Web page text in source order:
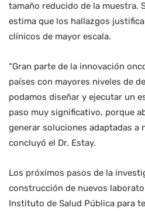
tamaño reducido de la muestra.
estima que los hallazgos
clínicos de mayor escala.
“Gran parte de la innovación
países con mayores niveles de
podamos diseñar y ejecutar un
paso muy significativo, porque
generar soluciones adaptadas a
concluyó el Dr. Estay.
Los próximos pasos de la
construcción de nuevos
Instituto de Salud Pública para